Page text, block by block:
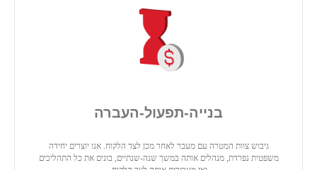
בנייה-תפעול-העברה
גיבוש צוות המטרה עם מעבר לאחר מכן לצד הלקוח. אנו יוצרים יחידה
משפטית נפרדת, מנהלים אותה במשך שנה-שנתיים, בונים את כל התהליכים